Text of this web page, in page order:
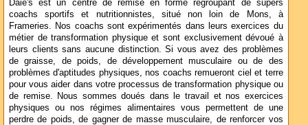
Daie's est un centre de remise en forme regroupant de supers
coachs sportifs et nutritionnistes, situé non loin de Mons, à
Frameries. Nos coachs sont expérimentés dans leurs exercices du
métier de transformation physique et sont exclusivement dévoué à
leurs clients sans aucune distinction. Si vous avez des problèmes
de graisse, de poids, de développement musculaire ou de des
problèmes d'aptitudes physiques, nos coachs remueront ciel et terre
pour vous aider dans votre processus de transformation physique ou
de remise. Nous sommes doués dans le travail et nos exercices
physiques ou nos régimes alimentaires vous permettent de une
perdre de poids, de gagner de masse musculaire, de renforcer vos